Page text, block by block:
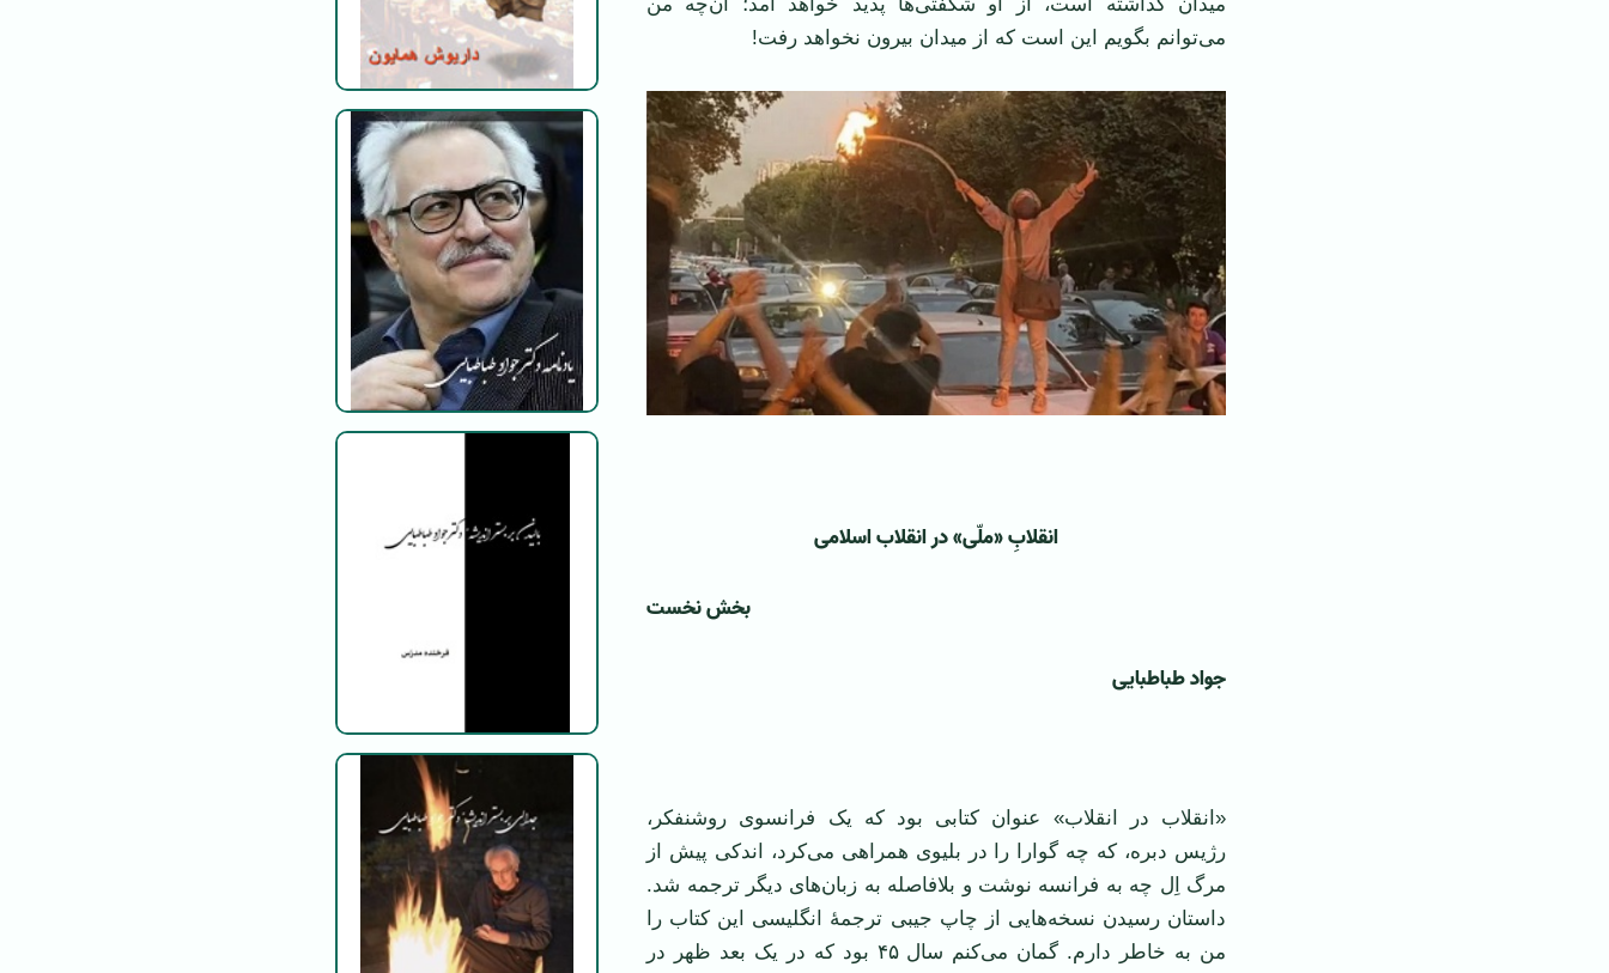
می‌توانم بگویم این است که از میدان بیرون نخواهد رفت!
انقلابِ «ملّی» در انقلاب اسلامی
بخش نخست
جواد طباطبایی
«انقلاب در انقلاب» عنوان کتابی بود که یک فرانسوی روشنفکر،
رژیس دبره، که چه گوارا را در بلیوی همراهی می‌کرد، اندکی پیش از
مرگ اِل چه به فرانسه نوشت و بلافاصله به زبان‌های دیگر ترجمه شد.
داستان رسیدن نسخه‌هایی از چاپ جیبی ترجمۀ انگلیسی این کتاب را
من به خاطر دارم. گمان می‌کنم سال ۴۵ بود که در یک بعد ظهر در